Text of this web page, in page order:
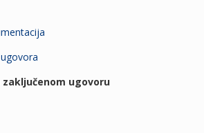
zaključenom ugovoru